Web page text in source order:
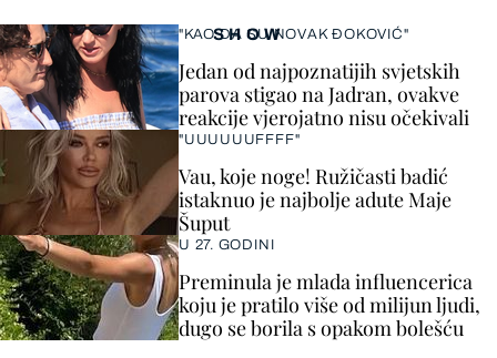
SHOW
"KAO DA SU NOVAK ĐOKOVIĆ"
Jedan od najpoznatijih svjetskih
parova stigao na Jadran, ovakve
reakcije vjerojatno nisu očekivali
"UUUUUUFFFF"
Vau, koje noge! Ružičasti badić
istaknuo je najbolje adute Maje
Šuput
U 27. GODINI
Preminula je mlada influencerica
koju je pratilo više od milijun ljudi,
dugo se borila s opakom bolešću